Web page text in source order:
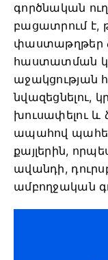
գործնական
բացատրում է,
փաստաթղթեր
հաստատման
աջակցության
նվազեցնելու,
խուսափելու և
ապահով
քայլերին,
ավանդի,
ամբողջական